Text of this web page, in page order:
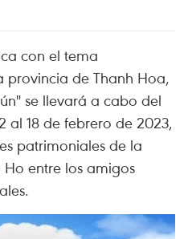
con el tema
provincia de Thanh Hoa,
se llevará a cabo del
al 18 de febrero de 2023,
patrimoniales de la
entre los amigos